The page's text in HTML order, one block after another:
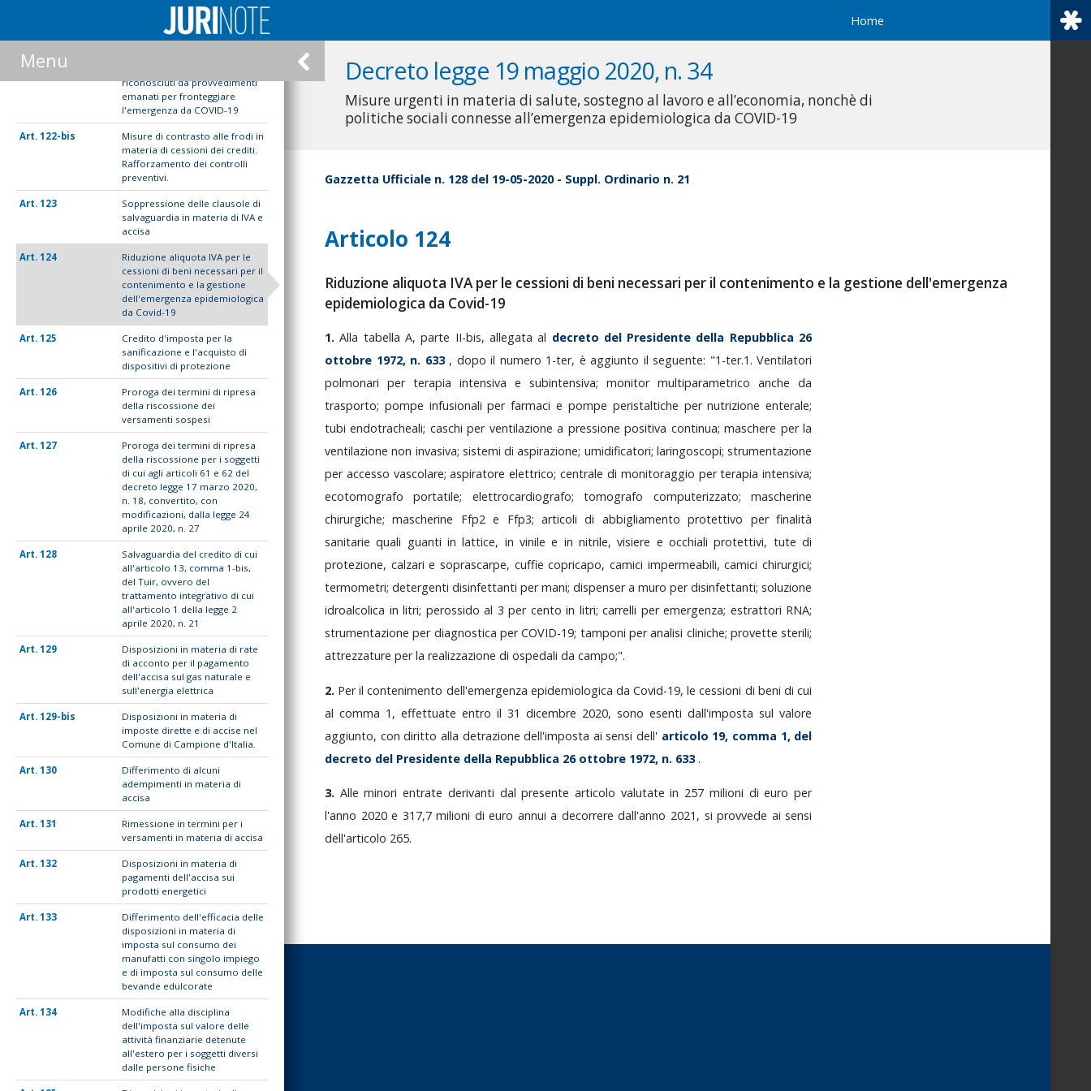
Home
Decreto legge 19 maggio 2020, n. 34
Misure urgenti in materia di salute, sostegno al lavoro e all’economia, nonchè di
politiche sociali connesse all’emergenza epidemiologica da COVID-19
Menu
Opzione per la cessione o per
lo sconto in luogo delle
detrazioni fiscali
122
riconosciuti da provvedimenti
emanati per fronteggiare
l'emergenza da COVID-19
122-bis
Misure di contrasto alle frodi in
materia di cessioni dei crediti.
Rafforzamento dei controlli
preventivi.
123
Soppressione delle clausole di
salvaguardia in materia di IVA e
accisa
124
Riduzione aliquota IVA per le
cessioni di beni necessari per il
contenimento e la gestione
dell'emergenza epidemiologica
da Covid-19
125
Credito d'imposta per la
sanificazione e l'acquisto di
dispositivi di protezione
126
Proroga dei termini di ripresa
della riscossione dei
versamenti sospesi
127
Proroga dei termini di ripresa
della riscossione per i soggetti
di cui agli articoli 61 e 62 del
decreto legge 17 marzo 2020,
n. 18, convertito, con
modificazioni, dalla legge 24
aprile 2020, n. 27
128
Salvaguardia del credito di cui
all'articolo 13, comma 1-bis,
del Tuir, ovvero del
trattamento integrativo di cui
all'articolo 1 della legge 2
aprile 2020, n. 21
129
Disposizioni in materia di rate
di acconto per il pagamento
dell'accisa sul gas naturale e
sull'energia elettrica
129-bis
Disposizioni in materia di
imposte dirette e di accise nel
Comune di Campione d'Italia.
130
Differimento di alcuni
adempimenti in materia di
accisa
131
Rimessione in termini per i
versamenti in materia di accisa
132
Disposizioni in materia di
pagamenti dell'accisa sui
prodotti energetici
133
Differimento dell'efficacia delle
disposizioni in materia di
imposta sul consumo dei
manufatti con singolo impiego
e di imposta sul consumo delle
bevande edulcorate
134
Modifiche alla disciplina
dell'imposta sul valore delle
attività finanziarie detenute
all'estero per i soggetti diversi
dalle persone fisiche
Gazzetta Ufficiale n. 128 del 19-05-2020 - Suppl. Ordinario n. 21
Articolo 124
Riduzione aliquota IVA per le cessioni di beni necessari per il contenimento e la gestione dell'emergenza
epidemiologica da Covid-19
1.Alla tabella A,parte II-bis, allegataal decreto del Presidente della Repubblica 26
ottobre 1972, n. 633 , dopo il numero 1-ter, è aggiunto il seguente: "1-ter.1. Ventilatori
polmonari per terapia intensiva e subintensiva; monitor multiparametrico anche da
trasporto; pompe infusionaliperfarmacie pompe peristaltiche pernutrizioneenterale;
tubiendotracheali; caschiper ventilazionea pressionepositiva continua;maschere perla
ventilazionenon invasiva; sistemi diaspirazione; umidificatori; laringoscopi; strumentazione
per accesso vascolare;aspiratoreelettrico;centrale di monitoraggio perterapiaintensiva;
ecotomografoportatile; elettrocardiografo;tomografo computerizzato;mascherine
chirurgiche;mascherine Ffp2e Ffp3;articolidi abbigliamentoprotettivo perfinalità
sanitariequali guantiinlattice, invinilee innitrile,visiere eocchialiprotettivi, tutedi
protezione, calzariesoprascarpe, cuffiecopricapo,camici impermeabili,camicichirurgici;
termometri; detergenti disinfettanti permani; dispensera muro perdisinfettanti; soluzione
idroalcolica in litri; perossido al 3 per cento in litri; carrelli per emergenza; estrattori RNA;
strumentazioneper diagnostica perCOVID-19; tamponi peranalisi cliniche; provettesterili;
attrezzature perla realizzazione di ospedali da campo;".
2. Perilcontenimento dell'emergenza epidemiologica daCovid-19,lecessioni di beni dicui
al comma 1, effettuate entro il 31 dicembre 2020, sono esenti dall'imposta sul valore
aggiunto, condiritto alla detrazionedell'imposta aisensi dell' articolo 19, comma 1, del
decreto del Presidente della Repubblica 26 ottobre 1972, n. 633 .
3. Alleminorientrate derivanti dalpresentearticolo valutatein 257 milioni dieuroper
l'anno 2020e 317,7milioni dieuro annuia decorreredall'anno 2021, siprovvede aisensi
dell'articolo 265.